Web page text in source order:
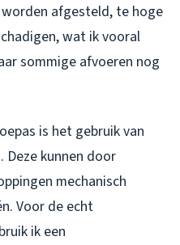
afgesteld, te hoge
wat ik vooral
sommige afvoeren nog
is het gebruik van
kunnen door
mechanisch
Voor de echt
ik een